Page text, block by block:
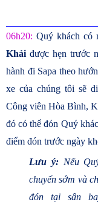
(ĂN - /
06h20: Quý khách có
Khải được hẹn trước
hành đi Sapa theo
xe của chúng tôi sẽ
Công viên Hòa Bình,
đó có thể đón Quý
điểm đón trước ngày
Lưu ý:Nếu
chuyến sớm và
đón tại sân